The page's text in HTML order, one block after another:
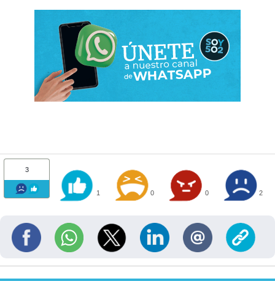
3
1 0 0 2